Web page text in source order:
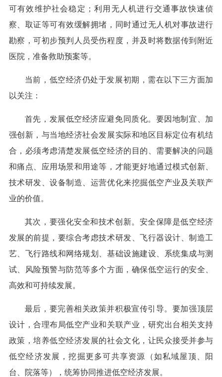
可有效维护社会稳定；利用无人机进行交通事故快速侦
察、取证等可有效缓解拥堵，同时通过无人机对事故进行
勘察，可初步预判人员受伤程度，并及时将数据传到附近
医院，准备救助预案等。
当前，低空经济仍处于发展初期，需在以下三方面加
以关注：
首先，发展低空经济应避免同质化。要因地制宜、加
强创新，与当地经济社会发展实际和地区目标定位有机结
合，必须考虑清楚发展低空经济的目的、需要解决的问题
和痛点、应用场景和用途等，才能更好地通过模式创新、
技术研发、设备制造、运营优化来挖掘低空产业及关联产
业的价值。
其次，要强化安全和技术创新。安全保障是低空经济
发展的前提，要综合考虑技术研发、飞行器设计、制造工
艺、飞行路线和网络规划、基础设施建设、系统集成与测
试、风险预警与防范等多个方面，确保低空运行的安全、
高效和可持续发展。
最后，要完善相关政策并积极宣传引导。要加强顶层
设计，合理布局低空产业和关联产业，研究出台相关支持
政策，培养低空经济发展的社会文化，让民众接受并参与
低空经济发展，挖掘更多可共享资源（如私域屋顶、阳
台、院落等），统筹协同推进低空经济发展。